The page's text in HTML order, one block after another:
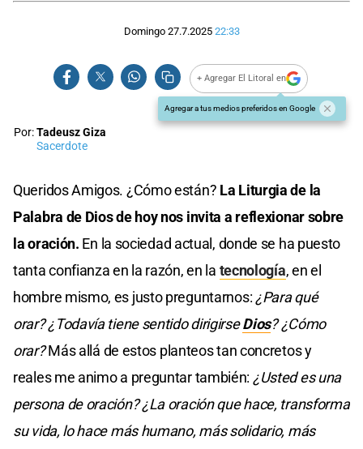
Domingo 27.7.2025 22:33
+ Agregar El Litoral en
Agregar a tus medios preferidos en Google
Por:Tadeusz Giza
Sacerdote
Queridos Amigos. ¿Cómo están? La Liturgia de la
Palabra de Dios de hoy nos invita a reflexionar sobre
la oración. En la sociedad actual, donde se ha puesto
tanta confianza en la razón, en la tecnología, en el
hombre mismo, es justo preguntarnos: ¿Para qué
orar? ¿Todavía tiene sentido dirigirseDios? ¿Cómo
orar?Más allá de estos planteos tan concretos y
reales me animo a preguntar también: ¿Usted es una
persona de oración? ¿La oración que hace, transforma
su vida, lo hace más humano, más solidario, más